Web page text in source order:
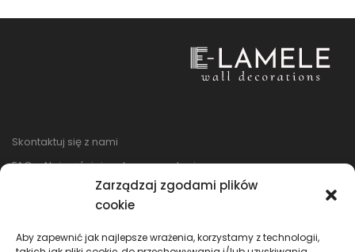
Zarządzaj zgodami plików
cookie
Aby zapewnić jak najlepsze wrażenia, korzystamy z technologii,
Skontaktuj się z nami
FAQ – Najczęściej zadawane pytania
Regulamin sklepu
Reklamacje i zwroty
Polityka prywatności